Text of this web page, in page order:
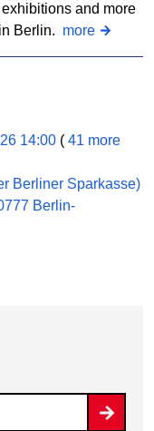
and more
Berlin. more
14:00 ( 41 more
Berliner Sparkasse)
Berlin-